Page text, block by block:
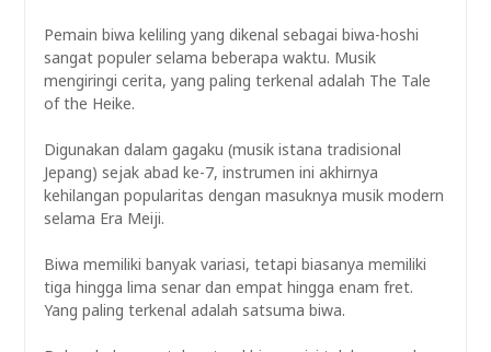
Pemain biwa keliling yang dikenal sebagai biwa-hoshi
sangat populer selama beberapa waktu. Musik
mengiringi cerita, yang paling terkenal adalah The Tale
of the Heike.
Digunakan dalam gagaku (musik istana tradisional
Jepang) sejak abad ke-7, instrumen ini akhirnya
kehilangan popularitas dengan masuknya musik modern
selama Era Meiji.
Biwa memiliki banyak variasi, tetapi biasanya memiliki
tiga hingga lima senar dan empat hingga enam fret.
Yang paling terkenal adalah satsuma biwa.